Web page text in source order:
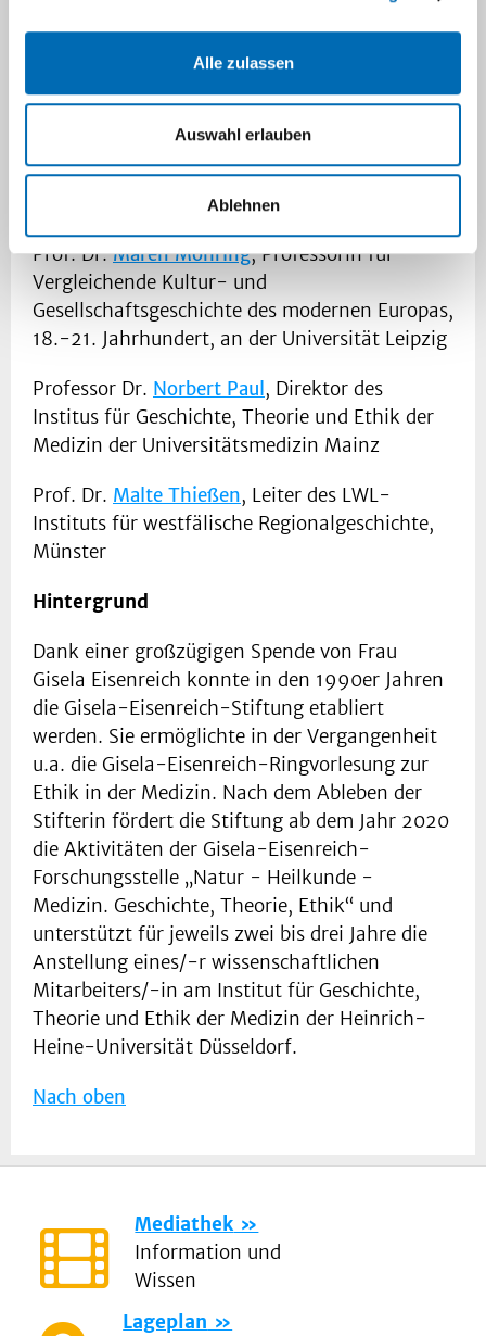
Alle zulassen
Auswahl erlauben
Ablehnen
Forschungsstelle bei ihrer wissenschaftlichen
Ausrichtung. Ihm gehören an:
Dagmar Ellerbrock, Professorin für
Neuere und Neueste Geschichte an der
Technischen Universität Dresden
Prof. Dr.Maren Möhring, Professorin für
Vergleichende Kultur- und
Gesellschaftsgeschichte des modernen Europas,
18.-21. Jahrhundert, an der Universität Leipzig
Professor Dr. Norbert Paul , Direktor des
Institus für Geschichte, Theorie und Ethik der
Medizin der Universitätsmedizin Mainz
Prof. Dr. Malte Thießen, Leiter des LWL-
Instituts für westfälische Regionalgeschichte,
Münster
Hintergrund
Dank einer großzügigen Spende von Frau
Gisela Eisenreich konnte in den 1990er Jahren
die Gisela-Eisenreich-Stiftung etabliert
werden. Sie ermöglichte in der Vergangenheit
u.a. die Gisela-Eisenreich-Ringvorlesung zur
Ethik in der Medizin. Nach dem Ableben der
Stifterin fördert die Stiftung ab dem Jahr 2020
die Aktivitäten der Gisela-Eisenreich-
Forschungsstelle „Natur - Heilkunde -
Medizin. Geschichte, Theorie, Ethik“ und
unterstützt für jeweils zwei bis drei Jahre die
Anstellung eines/-r wissenschaftlichen
Mitarbeiters/-in am Institut für Geschichte,
Theorie und Ethik der Medizin der Heinrich-
Heine-Universität Düsseldorf.
Nach oben
Mediathek
Information und
Wissen
Lageplan